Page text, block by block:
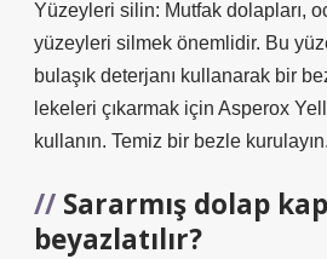
Yüzeyleri silin: Mutfak dolapları,
yüzeyleri silmek önemlidir. Bu
bulaşık deterjanı kullanarak bir
lekeleri çıkarmak için Asperox
kullanın. Temiz bir bezle kurulayın.
Sararmış dolap
beyazlatılır?